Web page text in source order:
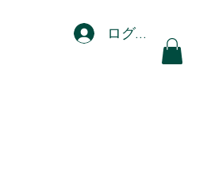
ログイン